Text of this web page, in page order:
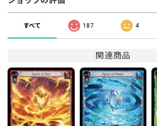
すべて 187 4
関連商品